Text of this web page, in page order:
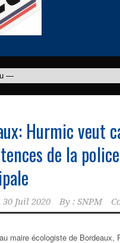
Hurmic veut
de la police
30 Juil 2020 By : SNPM